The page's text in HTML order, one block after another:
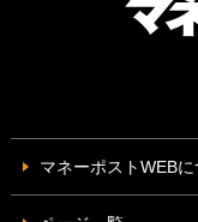
マネーポストWEBに